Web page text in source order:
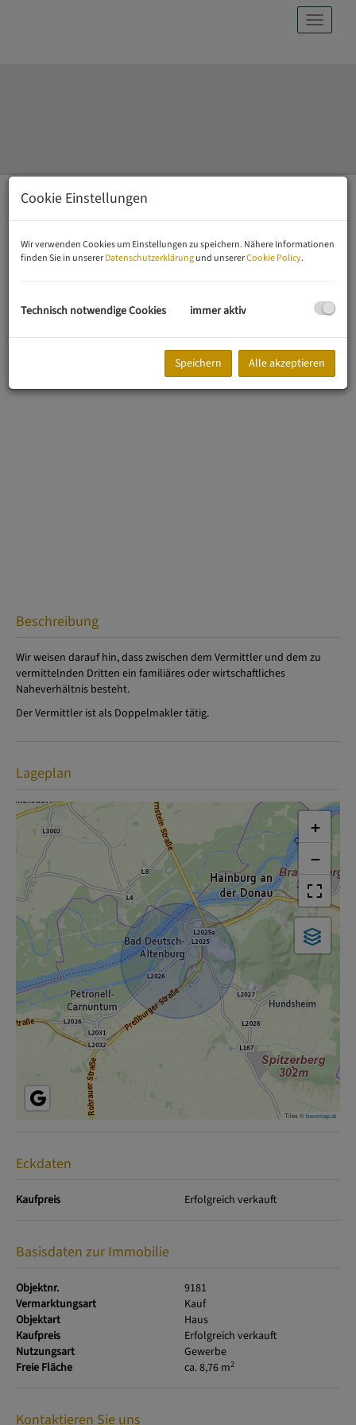
Erfolgreich verkauft: HAUS IN
ZENTRALER LAGE
2405 Bad Deutsch-Altenburg
Beschreibung
Wir weisen darauf hin, dass zwischen dem Vermittler und dem zu
vermittelnden Dritten ein familiäres oder wirtschaftliches
Naheverhältnis besteht.
Der Vermittler ist als Doppelmakler tätig.
Lageplan
+
−
Tiles ©basemap.at
Eckdaten
Kaufpreis Erfolgreich verkauft
Basisdaten zur Immobilie
Objektnr.
9181
Vermarktungsart
Kauf
Objektart
Haus
Kaufpreis
Erfolgreich verkauft
Nutzungsart
Gewerbe
Freie Fläche
ca. 8,76 m2
Kontaktieren Sie uns
Cookie Einstellungen
Wir verwenden Cookies um Einstellungen zu speichern. Nähere Informationen
finden Sie in unsererDatenschutzerklärungund unsererCookie Policy.
Technisch notwendige Cookies immer aktiv
Speichern Alle akzeptieren